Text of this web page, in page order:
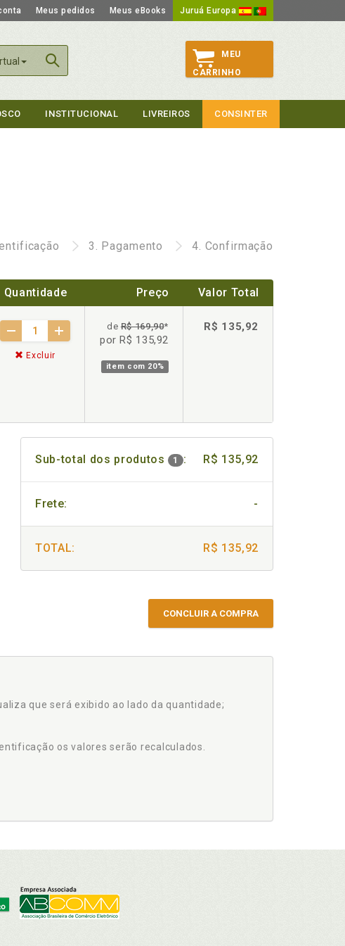
Meus pedidos Meus eBooks Juruá Europa
MEU
CARRINHO
INSTITUCIONAL LIVREIROS CONSINTER
3. Pagamento 4. Confirmação
Quantidade Preço Valor Total
Excluir
deR$ 169,90*
por R$ 135,92
item com 20%
R$ 135,92
Sub-total dos produtos 1 : R$ 135,92
Frete: -
TOTAL: R$ 135,92
CONCLUIR A COMPRA
que será exibido ao lado da quantidade;
os valores serão recalculados.